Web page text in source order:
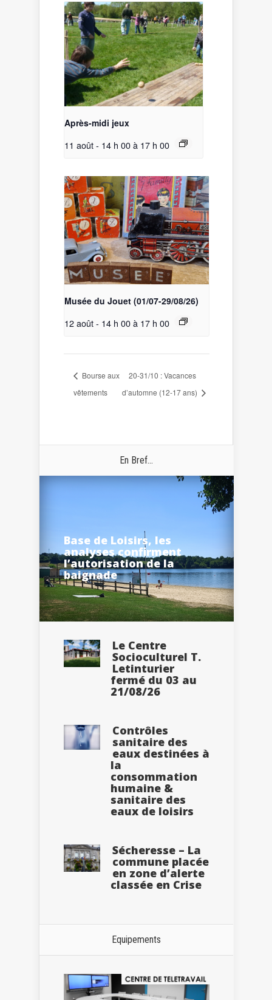
Après-midi jeux
11 août - 14 h 00à 17 h 00
Musée du Jouet (01/07-29/08/26)
12 août - 14 h 00à 17 h 00
Bourse aux
vêtements
20-31/10 : Vacances
d’automne (12-17 ans)
En Bref...
Base de Loisirs, les
analyses confirment
l’autorisation de la
baignade
Le Centre
Socioculturel T.
Letinturier
fermé du 03 au
21/08/26
Contrôles
sanitaire des
eaux destinées à
la
consommation
humaine &
sanitaire des
eaux de loisirs
Sécheresse – La
commune placée
en zone d’alerte
classée en Crise
Equipements